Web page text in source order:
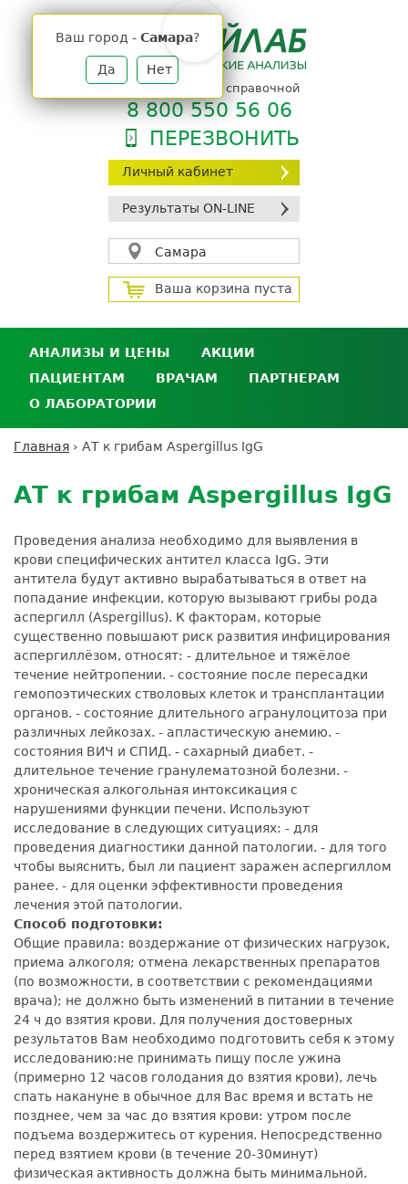
Личный кабинет
Результаты ON-LINE
Самара
Ваш город - Самара?
Да Нет
Ваша корзина пуста
телефон единой справочной
8 800 550 56 06
ПЕРЕЗВОНИТЬ
АНАЛИЗЫ И ЦЕНЫ
Анализы и цены
Где сдать анализы
Выезд на дом
Расшифровка анализов
АКЦИИ
ПАЦИЕНТАМ
Личный кабинет пациента
Дисконтная программа
Обратная связь
безопасности пациентов
Налоговый вычет
ВРАЧАМ
Сотрудничество
лабораторию
ПАРТНЕРАМ
кабинет
Экскурсия в
О ЛАБОРАТОРИИ
Вакансии
здесь
Главная › АТ к грибам Aspergillus IgG
to
top
АТ к грибам Aspergillus IgG
Проведения анализа необходимо для выявления в
крови специфических антител класса IgG. Эти
антитела будут активно вырабатываться в ответ на
попадание инфекции, которую вызывают грибы рода
аспергилл (Aspergillus). К факторам, которые
существенно повышают риск развития инфицирования
аспергиллёзом, относят: - длительное и тяжёлое
течение нейтропении. - состояние после пересадки
гемопоэтических стволовых клеток и трансплантации
органов. - состояние длительного агранулоцитоза при
различных лейкозах. - апластическую анемию. -
состояния ВИЧ и СПИД. - сахарный диабет. -
длительное течение гранулематозной болезни. -
хроническая алкогольная интоксикация с
нарушениями функции печени. Используют
исследование в следующих ситуациях: - для
проведения диагностики данной патологии. - для того
чтобы выяснить, был ли пациент заражен аспергиллом
ранее. - для оценки эффективности проведения
лечения этой патологии.
Способ подготовки:
Общие правила: воздержание от физических нагрузок,
приема алкоголя; отмена лекарственных препаратов
(по возможности, в соответствии с рекомендациями
врача); не должно быть изменений в питании в течение
24 ч до взятия крови. Для получения достоверных
результатов Вам необходимо подготовить себя к этому
исследованию:не принимать пищу после ужина
(примерно 12 часов голодания до взятия крови), лечь
спать накануне в обычное для Вас время и встать не
позднее, чем за час до взятия крови: утром после
подъема воздержитесь от курения. Непосредственно
перед взятием крови (в течение 20-30минут)
физическая активность должна быть минимальной.